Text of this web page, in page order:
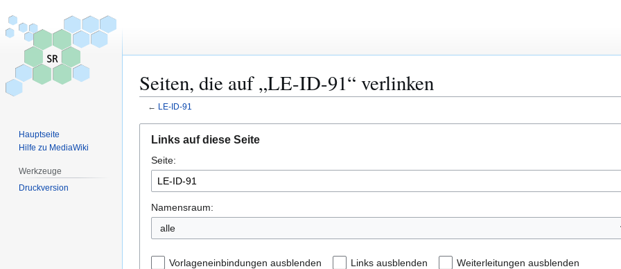
Seiten, die auf „LE-ID-91“ verlinken
← LE-ID-91
Navigation
springen
Suche
springen
Links auf diese Seite
Seite:
Namensraum:
alle
Vorlageneinbindungen ausblenden Links ausblenden Weiterleitungen ausblenden
Hauptseite
Hilfe zu MediaWiki
Werkzeuge
Druckversion